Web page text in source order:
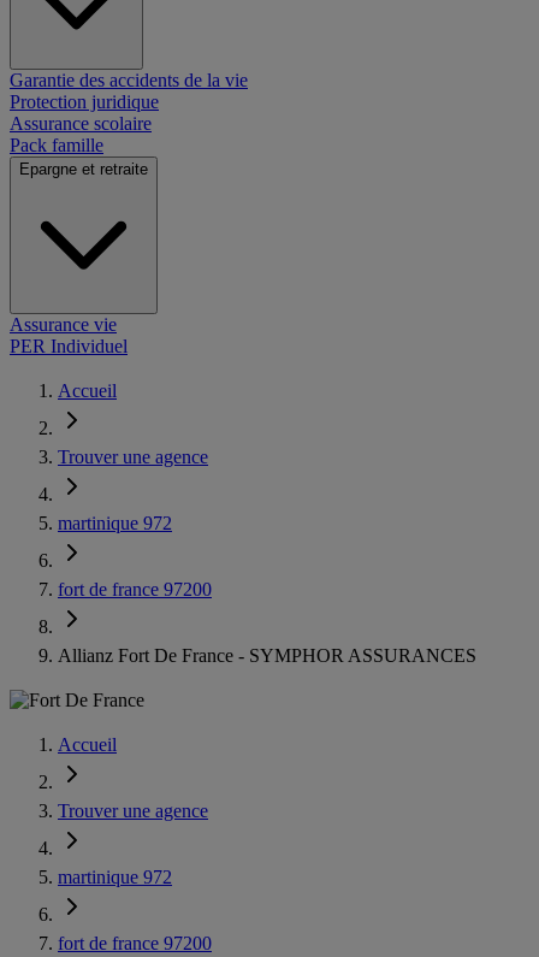
Garantie des accidents de la vie
Protection juridique
Assurance scolaire
Pack famille
Epargne et retraite
Assurance vie
PER Individuel
Accueil
Trouver une agence
martinique 972
fort de france 97200
Allianz Fort De France - SYMPHOR ASSURANCES
Accueil
Trouver une agence
martinique 972
fort de france 97200